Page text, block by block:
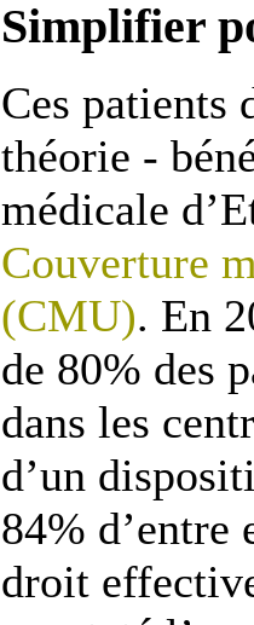
Simplifier
Ces patients
théorie -
médicale
Couverture
(CMU). En
de 80% des
dans les
d’un
84% d’entre
droit